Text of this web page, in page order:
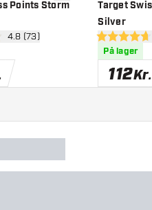
Points Storm
anmeldelsespanel
4.8 (73)
Target
Silver
4.7
På lager
112Kr.